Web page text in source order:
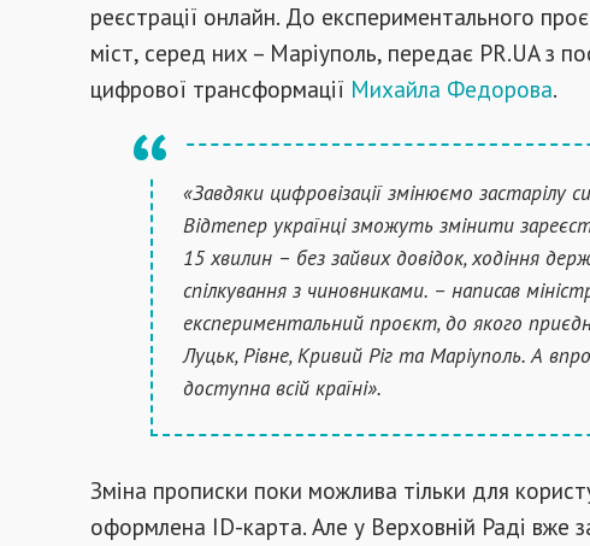
реєстрації онлайн. До експериментального
міст, серед них – Маріуполь, передає PR.UA з
цифрової трансформації Михайла Федорова.
«Завдяки цифровізації змінюємо
Відтепер українці зможуть змінити
15 хвилин – без зайвих довідок, ходіння
спілкування з чиновниками. – написав
експериментальний проєкт, до якого
Луцьк, Рівне, Кривий Ріг та Маріуполь. А
доступна всій країні».
Зміна прописки поки можлива тільки для
оформлена ID-карта. Але у Верховній Раді вже